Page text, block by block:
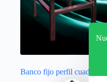
Banco fijo perfil cuadrado